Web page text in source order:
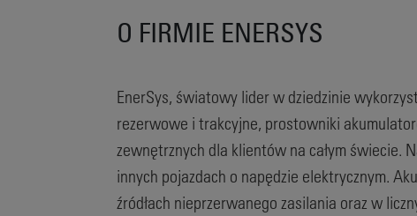
O FIRMIE ENERSYS
EnerSys, światowy lider w dziedzinie
rezerwowe i trakcyjne, prostowniki
zewnętrznych dla klientów na całym świecie.
innych pojazdach o napędzie elektrycznym.
źródłach nieprzerwanego zasilania oraz w